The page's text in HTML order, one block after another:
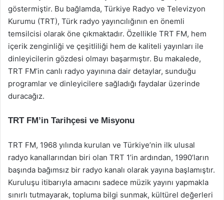
göstermiştir. Bu bağlamda, Türkiye Radyo ve Televizyon
Kurumu (TRT), Türk radyo yayıncılığının en önemli
temsilcisi olarak öne çıkmaktadır. Özellikle TRT FM, hem
içerik zenginliği ve çeşitliliği hem de kaliteli yayınları ile
dinleyicilerin gözdesi olmayı başarmıştır. Bu makalede,
TRT FM’in canlı radyo yayınına dair detaylar, sunduğu
programlar ve dinleyicilere sağladığı faydalar üzerinde
duracağız.
TRT FM’in Tarihçesi ve Misyonu
TRT FM, 1968 yılında kurulan ve Türkiye’nin ilk ulusal
radyo kanallarından biri olan TRT 1’in ardından, 1990’ların
başında bağımsız bir radyo kanalı olarak yayına başlamıştır.
Kuruluşu itibarıyla amacını sadece müzik yayını yapmakla
sınırlı tutmayarak, topluma bilgi sunmak, kültürel değerleri